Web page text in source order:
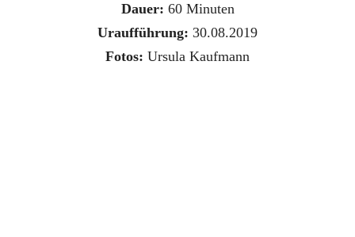
Dauer: 60 Minuten
Uraufführung: 30.08.2019
Fotos: Ursula Kaufmann